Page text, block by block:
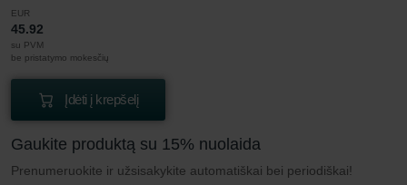
EUR
45.92
su PVM
be pristatymo mokesčių
Įdėti į krepšelį
Gaukite produktą su 15% nuolaida
Prenumeruokite ir užsisakykite automatiškai bei periodiškai!